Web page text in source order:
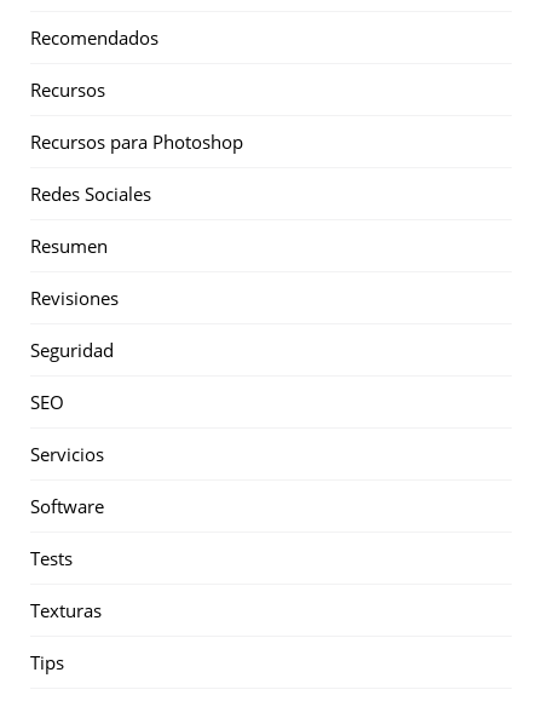
Recomendados
Recursos
Recursos para Photoshop
Redes Sociales
Resumen
Revisiones
Seguridad
SEO
Servicios
Software
Tests
Texturas
Tips